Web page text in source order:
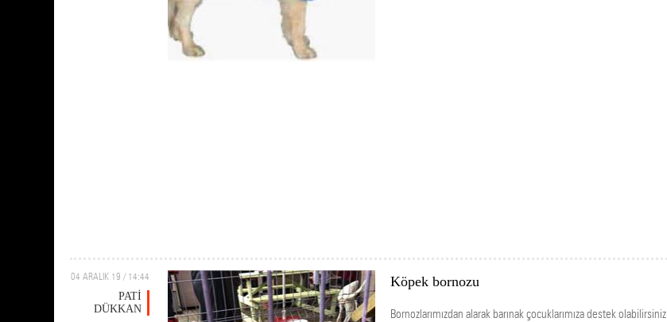
04 ARALIK 19 / 14:44
PATİ
DÜKKAN
Köpek bornozu
Bornozlarımızdan alarak barınak çocuklarımıza destek olabilirsiniz